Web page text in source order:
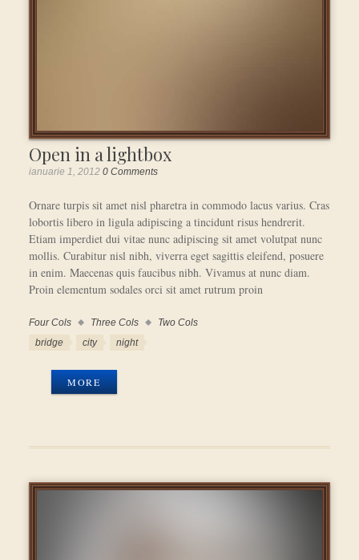
Open in a lightbox
ianuarie 1, 2012 0 Comments
Ornare turpis sit amet nisl pharetra in commodo lacus varius. Cras
lobortis libero in ligula adipiscing a tincidunt risus hendrerit.
Etiam imperdiet dui vitae nunc adipiscing sit amet volutpat nunc
mollis. Curabitur nisl nibh, viverra eget sagittis eleifend, posuere
in enim. Maecenas quis faucibus nibh. Vivamus at nunc diam.
Proin elementum sodales orci sit amet rutrum proin
Work
Categories
Four Cols Three Cols Two Cols
Work
bridge city night
MORE